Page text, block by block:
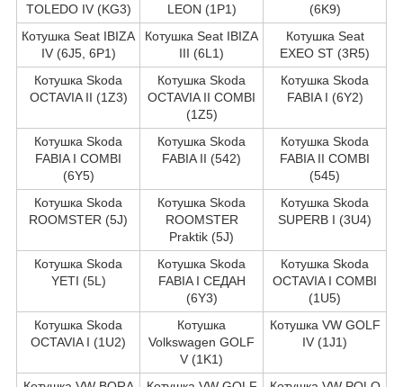
TOLEDO IV (KG3)
LEON (1P1)
(6K9)
Котушка Seat IBIZA
IV (6J5, 6P1)
Котушка Seat IBIZA
III (6L1)
Котушка Seat
EXEO ST (3R5)
Котушка Skoda
OCTAVIA II (1Z3)
Котушка Skoda
OCTAVIA II COMBI
(1Z5)
Котушка Skoda
FABIA I (6Y2)
Котушка Skoda
FABIA I COMBI
(6Y5)
Котушка Skoda
FABIA II (542)
Котушка Skoda
FABIA II COMBI
(545)
Котушка Skoda
ROOMSTER (5J)
Котушка Skoda
ROOMSTER
Praktik (5J)
Котушка Skoda
SUPERB I (3U4)
Котушка Skoda
YETI (5L)
Котушка Skoda
FABIA I СЕДАН
(6Y3)
Котушка Skoda
OCTAVIA I COMBI
(1U5)
Котушка Skoda
OCTAVIA I (1U2)
Котушка
Volkswagen GOLF
V (1K1)
Котушка VW GOLF
IV (1J1)